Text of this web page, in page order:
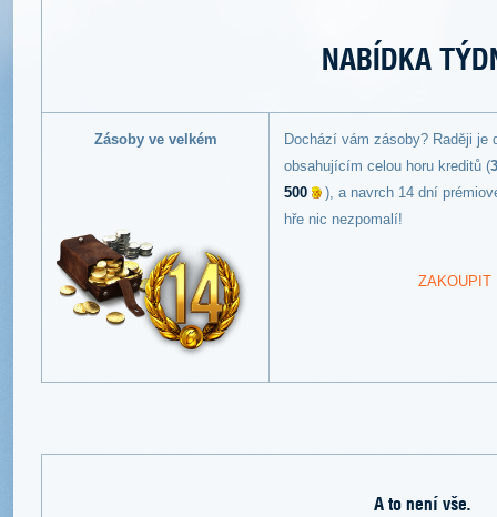
NABÍDKA
Zásoby ve velkém
Dochází vám zásoby? Raději je
obsahujícím celou horu kreditů (
500
), a navrch 14 dní
hře nic nezpomalí!
ZAKOUPIT
A to není vše.